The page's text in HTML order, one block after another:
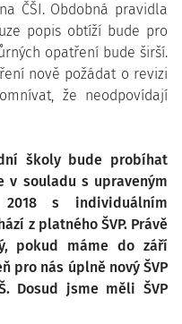
ČŠI. Obdobná pravidla
popis obtíží bude pro
opatření bude širší.
nově požádat o revizi
že neodpovídají
školy bude probíhat
v souladu s upraveným
s individuálním
z platného ŠVP. Právě
pokud máme do září
pro nás úplně nový ŠVP
Dosud jsme měli ŠVP